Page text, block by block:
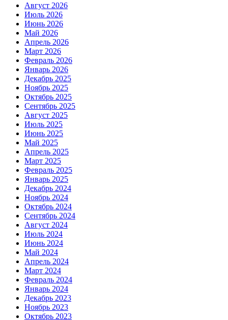
Август 2026
Июль 2026
Июнь 2026
Май 2026
Апрель 2026
Март 2026
Февраль 2026
Январь 2026
Декабрь 2025
Ноябрь 2025
Октябрь 2025
Сентябрь 2025
Август 2025
Июль 2025
Июнь 2025
Май 2025
Апрель 2025
Март 2025
Февраль 2025
Январь 2025
Декабрь 2024
Ноябрь 2024
Октябрь 2024
Сентябрь 2024
Август 2024
Июль 2024
Июнь 2024
Май 2024
Апрель 2024
Март 2024
Февраль 2024
Январь 2024
Декабрь 2023
Ноябрь 2023
Октябрь 2023